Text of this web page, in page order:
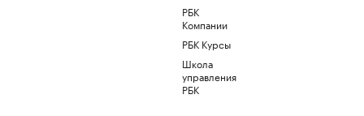
РБК
Компании
РБК Курсы
Школа
управления
РБК